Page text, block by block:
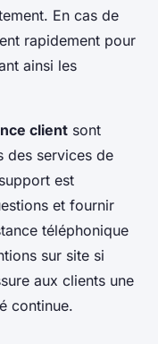
En cas de
rapidement pour
ainsi les
client sont
des services de
est
et fournir
téléphonique
sur site si
aux clients une
continue.